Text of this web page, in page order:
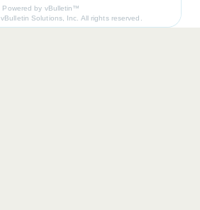
Powered by vBulletin™
Solutions, Inc. All rights reserved.